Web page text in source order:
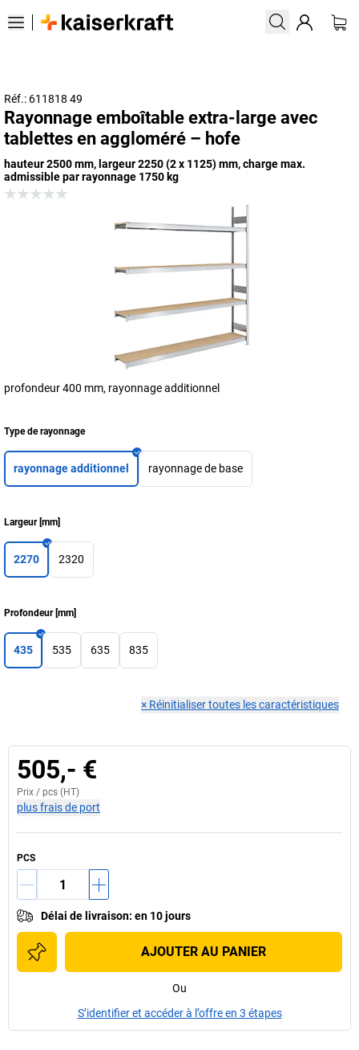
Réf.: 611818 49
Rayonnage emboîtable extra-large avec
tablettes en aggloméré – hofe
hauteur 2500 mm, largeur 2250 (2 x 1125) mm, charge max.
admissible par rayonnage 1750 kg
profondeur 400 mm, rayonnage additionnel
Type de rayonnage
rayonnage additionnel rayonnage de base
Largeur[mm]
2270 2320
Profondeur[mm]
435 535 635 835
× Réinitialiser toutes les caractéristiques
505,- €
Prix / pcs (HT)
plus frais de port
PCS
Délai de livraison: en 10 jours
AJOUTER AU PANIER
Ou
S’identifier et accéder à l’offre en 3 étapes